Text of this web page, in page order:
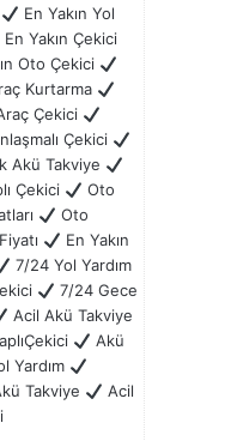
En Yakın Yol
En Yakın Çekici
Oto Çekici
Kurtarma
Çekici
Çekici
Akü Takviye
Çekici
Oto
Oto
En Yakın
7/24 Yol Yardım
7/24 Gece
Acil Akü Takviye
Akü
Yardım
Takviye
Acil